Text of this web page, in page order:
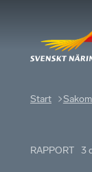
Start
RAPPORT 3